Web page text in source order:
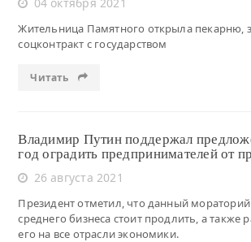
Жительница Памятного открыла пекарню,
соцконтракт с государством
Читать
Владимир Путин поддержал
год оградить предпринимателей от
26 августа 2021
Президент отметил, что данный
среднего бизнеса стоит продлить, а также
его на все отрасли экономики.